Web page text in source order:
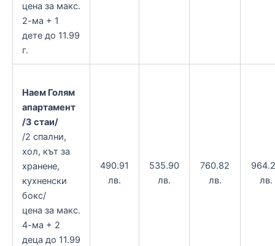
цена за макс.
2-ма + 1
дете до 11.99
г.
Наем Голям
апартамент
/3 стаи/
/2 спални,
хол, кът за
хранене,
кухненски
бокс/
цена за макс.
4-ма + 2
деца до 11.99
490.91
лв.
535.90
лв.
760.82
лв.
лв.